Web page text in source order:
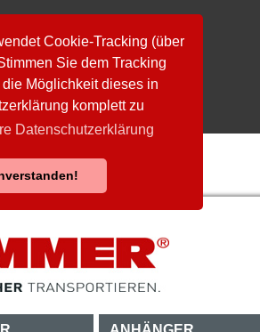
Cookie-Tracking (über
Sie dem Tracking
Möglichkeit dieses in
komplett zu
Datenschutzerklärung